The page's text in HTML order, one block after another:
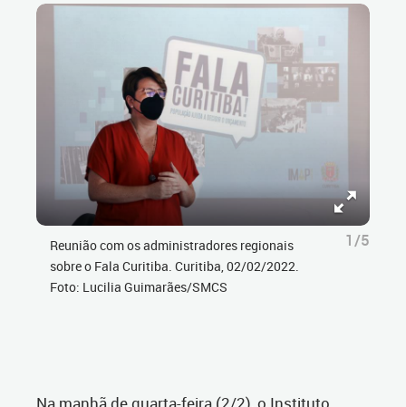
Reunião com os administradores regionais
sobre o Fala Curitiba. Curitiba, 02/02/2022.
Foto: Lucilia Guimarães/SMCS
1/5